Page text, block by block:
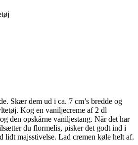
Skær dem ud i ca. 7 cm’s bredde og
Kog en vaniljecreme af 2 dl
den opskårne vaniljestang. Når det har
du flormelis, pisker det godt ind i
lidt majsstivelse. Lad cremen køle helt af.